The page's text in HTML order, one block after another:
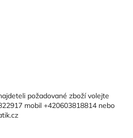
požadované zboží volejte
mobil +420603818814 nebo